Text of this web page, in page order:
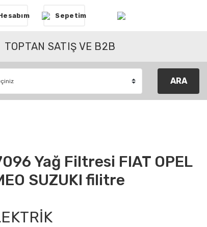
Sepetim
TOPTAN SATIŞ VE B2B
ARA
Yağ Filtresi FIAT OPEL
SUZUKI filitre